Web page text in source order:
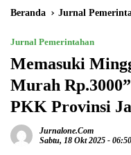
Beranda Jurnal
Jurnal Pemerintahan
Memasuki
Murah
PKK Provinsi
Jurnalone.com
Sabtu, 18 Okt 2025 -